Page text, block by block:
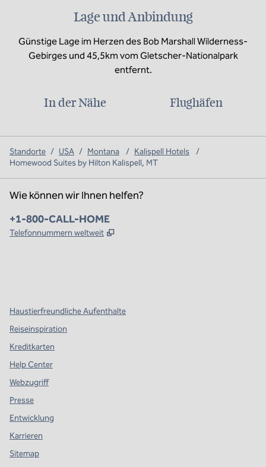
Lage und Anbindung
Günstige Lage im Herzen des Bob Marshall Wilderness-
Gebirges und 45,5km vom Gletscher-Nationalpark
entfernt.
In der Nähe Flughäfen
Standorte / USA / Montana / Kalispell Hotels
/
Homewood Suites by Hilton Kalispell, MT
Wie können wir Ihnen helfen?
Telefon:
+1-800-CALL-HOME
Telefonnummern weltweit ,
Haustierfreundliche Aufenthalte
Reiseinspiration
Kreditkarten
Help Center
Webzugriff
Presse
Entwicklung
Karrieren
Sitemap